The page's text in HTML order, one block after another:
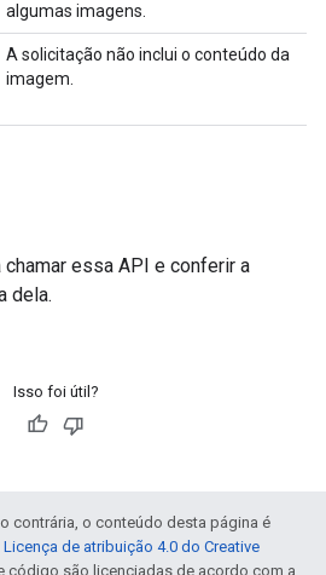
algumas imagens.
A solicitação não inclui o conteúdo da
imagem.
chamar essa API e conferir a
dela.
Isso foi útil?
contrária, o conteúdo desta página é
Licença de atribuição 4.0 do Creative
código são licenciadas de acordo com a